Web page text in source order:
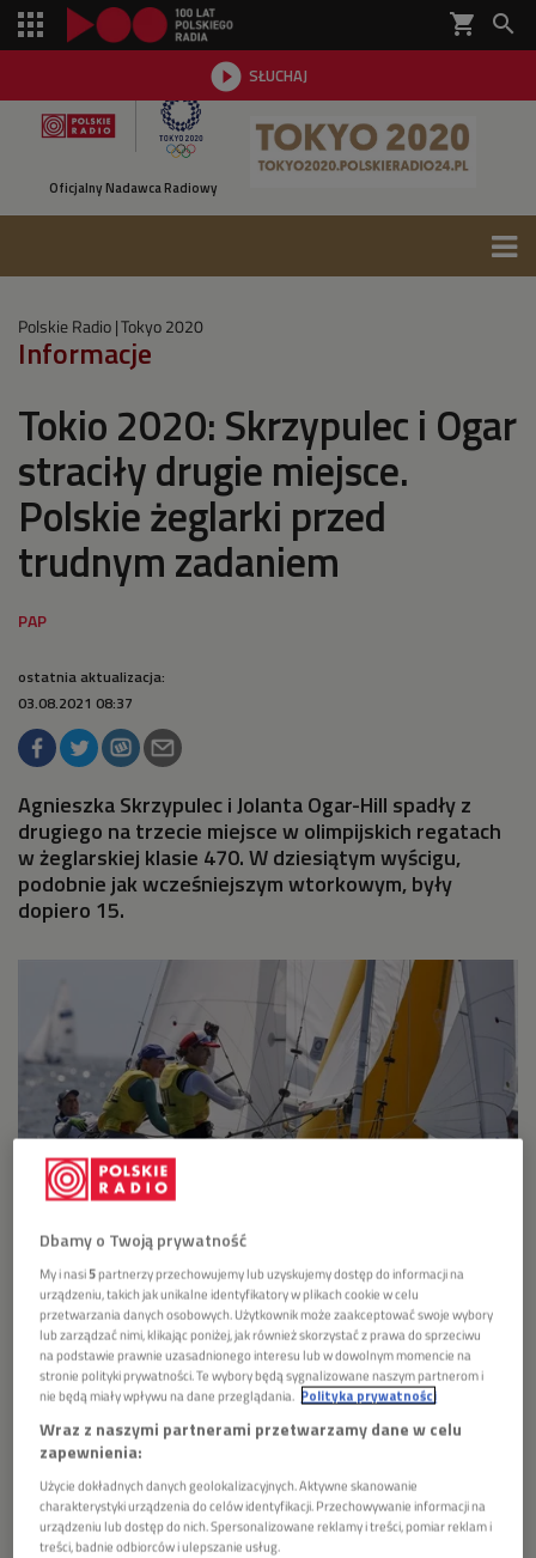
shopping_cart 
 SŁUCHAJ

Oficjalny Nadawca Radiowy
Polskie Radio Tokyo 2020
Informacje
Tokio 2020: Skrzypulec i Ogar
straciły drugie miejsce.
Polskie żeglarki przed
trudnym zadaniem
ostatnia aktualizacja:
03.08.2021 08:37
Agnieszka Skrzypulec i Jolanta Ogar-Hill spadły z
drugiego na trzecie miejsce w olimpijskich regatach
w żeglarskiej klasie 470. W dziesiątym wyścigu,
podobnie jak wcześniejszym wtorkowym, były
dopiero 15.
Polskie Radio - Oficjalny Nadawca Radiowy Igrzysk
Olimpijskich Tokio 2020 - przekaże 120 godzin transmisji,
relacji i serwisów z Japonii. Dodatkowo portal
PolskieRadio24.pl specjalnie na to wielkie święto sportu
przygotował specjalny serwis.
Dbamy o Twoją prywatność
My i nasi5partnerzy przechowujemy lub uzyskujemy dostęp do informacji na
urządzeniu, takich jak unikalne identyfikatory w plikach cookie w celu
przetwarzania danych osobowych. Użytkownik może zaakceptować swoje wybory
lub zarządzać nimi, klikając poniżej, jak również skorzystać z prawa do sprzeciwu
na podstawie prawnie uzasadnionego interesu lub w dowolnym momencie na
stronie polityki prywatności. Te wybory będą sygnalizowane naszym partnerom i
nie będą miały wpływu na dane przeglądania. Polityka prywatności
Wraz z naszymi partnerami przetwarzamy dane w celu
zapewnienia:
Użycie dokładnych danych geolokalizacyjnych. Aktywne skanowanie
charakterystyki urządzenia do celów identyfikacji. Przechowywanie informacji na
urządzeniu lub dostęp do nich. Spersonalizowane reklamy i treści, pomiar reklam i
treści, badnie odbiorców i ulepszanie usług.